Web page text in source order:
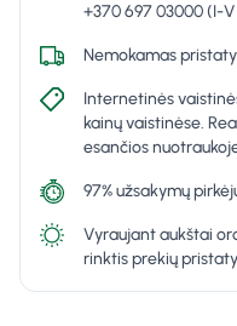
+370 697 03000 (I-V
Nemokamas
Internetinės
kainų vaistinėse.
esančios
97% užsakymų
Vyraujant aukštai
rinktis prekių